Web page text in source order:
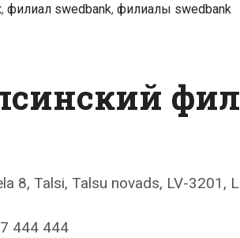
, филиал swedbank, филиалы swedbank
8, Talsi, Talsu novads, LV-3201,
444 444